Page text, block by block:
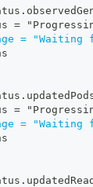
=
=
=
=